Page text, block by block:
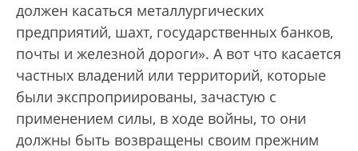
должен касаться металлургических
предприятий, шахт, государственных банков,
почты и железной дороги». А вот что касается
частных владений или территорий, которые
были экспроприированы, зачастую с
применением силы, в ходе войны, то они
должны быть возвращены своим прежним